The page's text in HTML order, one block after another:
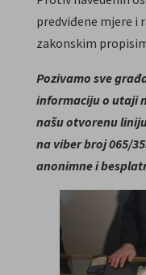
predviđene mjere i
zakonskim
Pozivamo sve
informaciju o utaji
našu otvorenu
na viber broj 065/
anonimne i